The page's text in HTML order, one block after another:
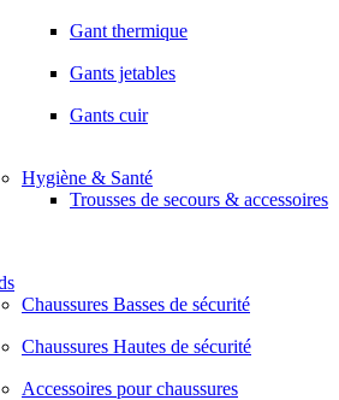
Gant thermique
Gants jetables
Gants cuir
Hygiène & Santé
Trousses de secours & accessoires
Chaussures Basses de sécurité
Chaussures Hautes de sécurité
Accessoires pour chaussures